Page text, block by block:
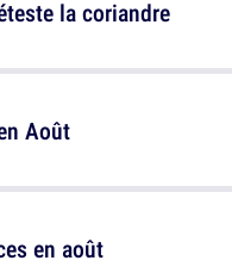
Août
la coriandre
en août